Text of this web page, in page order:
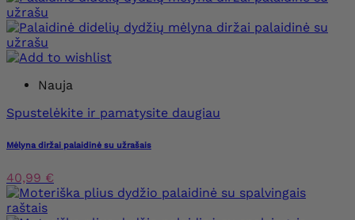
Nauja
Spustelėkite ir pamatysite daugiau
Mėlyna diržai palaidinė su užrašais
40,99 €